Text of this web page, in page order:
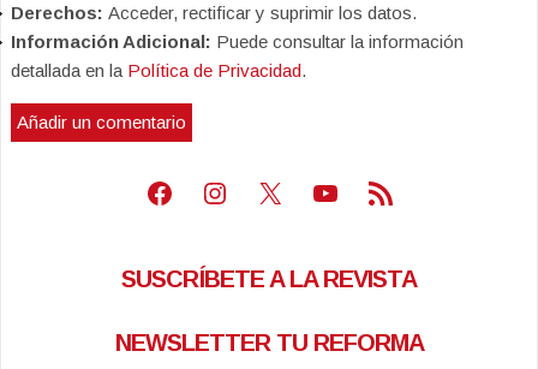
Derechos: Acceder, rectificar y suprimir los datos.
Información Adicional: Puede consultar la información
detallada en la Política de Privacidad.
Facebook
Instagram
X Youtube
Feed RSS
SUSCRÍBETE A LA REVISTA
NEWSLETTER TU REFORMA